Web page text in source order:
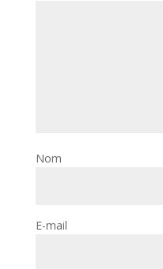
Nom
E-mail